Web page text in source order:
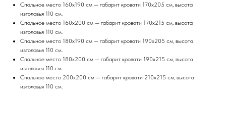
Спальное место 160х190 см — габарит кровати 170х205 см, высота
изголовья 110 см.
Спальное место 160х200 см — габарит кровати 170х215 см, высота
изголовья 110 см.
Спальное место 180х190 см — габарит кровати 190х205 см, высота
изголовья 110 см.
Спальное место 180х200 см — габарит кровати 190х215 см, высота
изголовья 110 см.
Спальное место 200х200 см — габарит кровати 210х215 см, высота
изголовья 110 см.